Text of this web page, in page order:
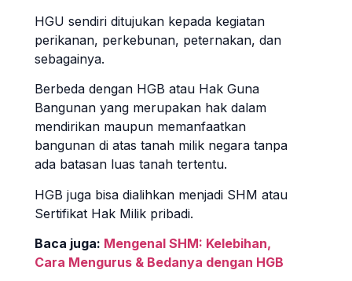
HGU sendiri ditujukan kepada kegiatan
perikanan, perkebunan, peternakan, dan
sebagainya.
Berbeda dengan HGB atau Hak Guna
Bangunan yang merupakan hak dalam
mendirikan maupun memanfaatkan
bangunan di atas tanah milik negara tanpa
ada batasan luas tanah tertentu.
HGB juga bisa dialihkan menjadi SHM atau
Sertifikat Hak Milik pribadi.
Baca juga: Mengenal SHM: Kelebihan,
Cara Mengurus & Bedanya dengan HGB